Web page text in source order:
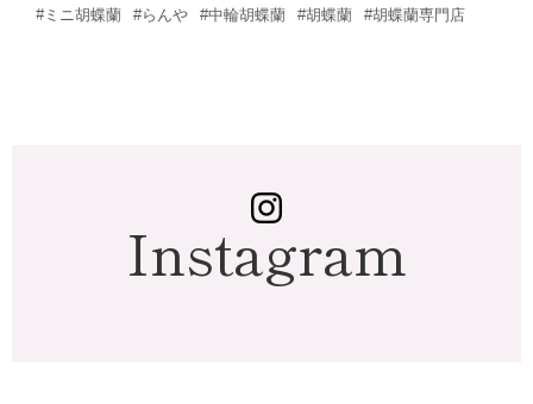
#ミニ胡蝶蘭 #らんや #中輪胡蝶蘭 #胡蝶蘭 #胡蝶蘭専門店
Instagram